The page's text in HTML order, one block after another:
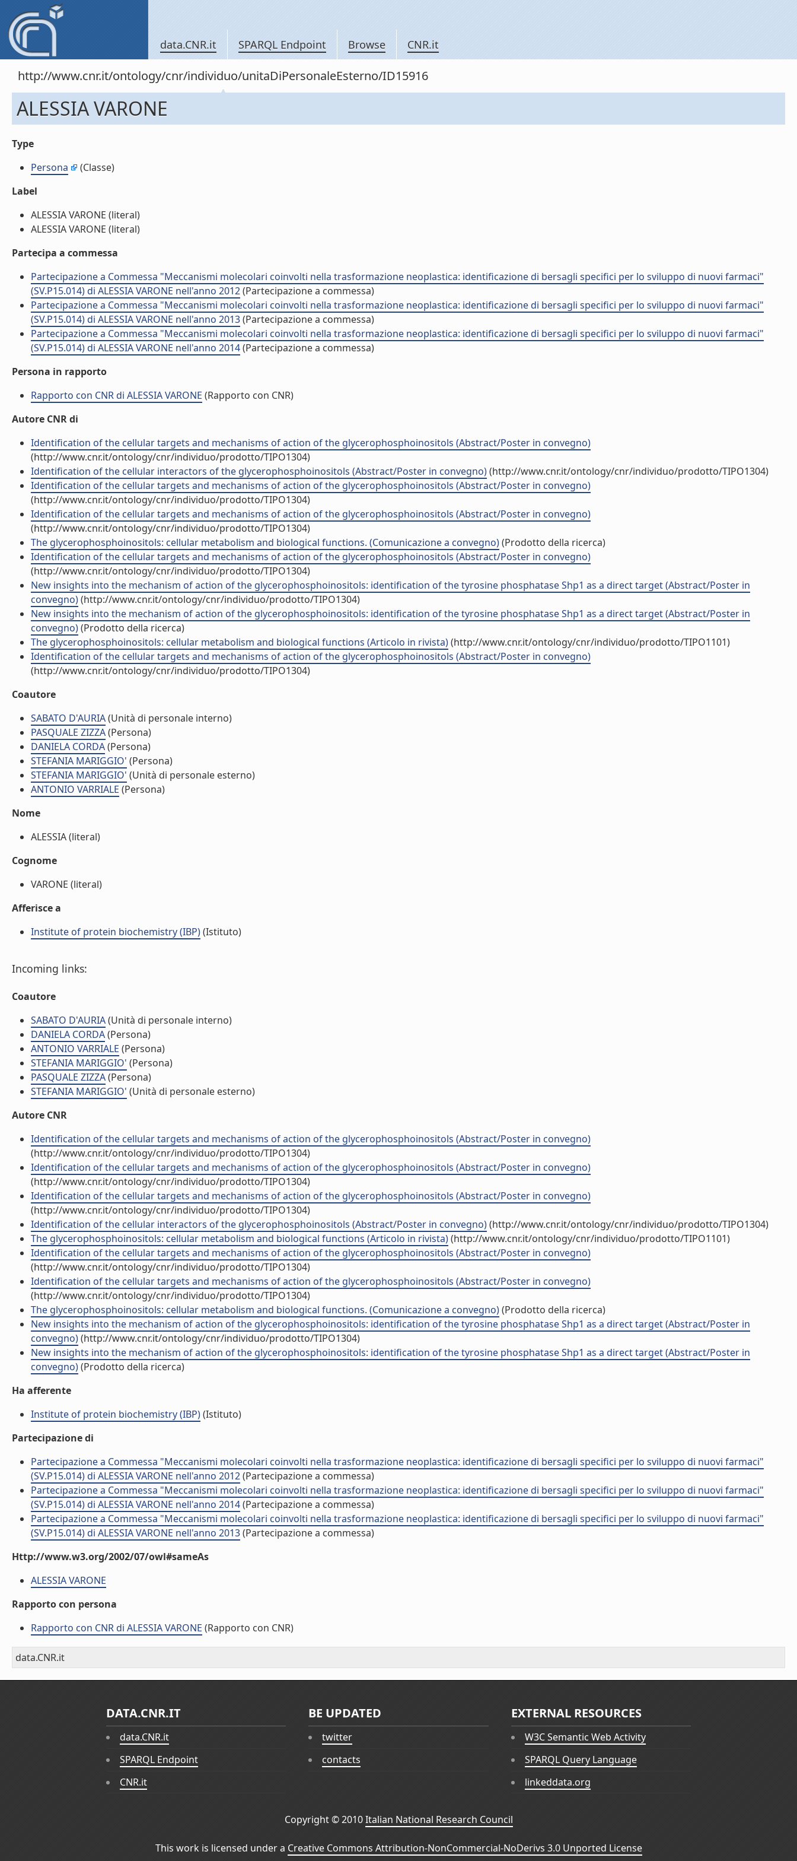
data.CNR.it SPARQL Endpoint Browse CNR.it
http://www.cnr.it/ontology/cnr/individuo/unitaDiPersonaleEsterno/ID15916
ALESSIA VARONE
Type
Persona
(Classe)
Label
ALESSIA VARONE (literal)
ALESSIA VARONE (literal)
Partecipa a commessa
Partecipazione a Commessa "Meccanismi molecolari coinvolti nella trasformazione neoplastica: identificazione di bersagli specifici per lo sviluppo di nuovi farmaci"
(SV.P15.014) di ALESSIA VARONE nell'anno 2012(Partecipazione a commessa)
Partecipazione a Commessa "Meccanismi molecolari coinvolti nella trasformazione neoplastica: identificazione di bersagli specifici per lo sviluppo di nuovi farmaci"
(SV.P15.014) di ALESSIA VARONE nell'anno 2013(Partecipazione a commessa)
Partecipazione a Commessa "Meccanismi molecolari coinvolti nella trasformazione neoplastica: identificazione di bersagli specifici per lo sviluppo di nuovi farmaci"
(SV.P15.014) di ALESSIA VARONE nell'anno 2014(Partecipazione a commessa)
Persona in rapporto
Rapporto con CNR di ALESSIA VARONE (Rapporto con CNR)
Autore CNR di
Identification of the cellular targets and mechanisms of action of the glycerophosphoinositols (Abstract/Poster in convegno)
(http://www.cnr.it/ontology/cnr/individuo/prodotto/TIPO1304)
Identification of the cellular interactors of the glycerophosphoinositols (Abstract/Poster in convegno)(http://www.cnr.it/ontology/cnr/individuo/prodotto/TIPO1304)
Identification of the cellular targets and mechanisms of action of the glycerophosphoinositols (Abstract/Poster in convegno)
(http://www.cnr.it/ontology/cnr/individuo/prodotto/TIPO1304)
Identification of the cellular targets and mechanisms of action of the glycerophosphoinositols (Abstract/Poster in convegno)
(http://www.cnr.it/ontology/cnr/individuo/prodotto/TIPO1304)
The glycerophosphoinositols: cellular metabolism and biological functions. (Comunicazione a convegno)(Prodotto della ricerca)
Identification of the cellular targets and mechanisms of action of the glycerophosphoinositols (Abstract/Poster in convegno)
(http://www.cnr.it/ontology/cnr/individuo/prodotto/TIPO1304)
New insights into the mechanism of action of the glycerophosphoinositols: identification of the tyrosine phosphatase Shp1 as a direct target (Abstract/Poster in
convegno)(http://www.cnr.it/ontology/cnr/individuo/prodotto/TIPO1304)
New insights into the mechanism of action of the glycerophosphoinositols: identification of the tyrosine phosphatase Shp1 as a direct target (Abstract/Poster in
convegno)(Prodotto della ricerca)
The glycerophosphoinositols: cellular metabolism and biological functions (Articolo in rivista)(http://www.cnr.it/ontology/cnr/individuo/prodotto/TIPO1101)
Identification of the cellular targets and mechanisms of action of the glycerophosphoinositols (Abstract/Poster in convegno)
(http://www.cnr.it/ontology/cnr/individuo/prodotto/TIPO1304)
Coautore
SABATO D'AURIA(Unità di personale interno)
PASQUALE ZIZZA(Persona)
DANIELA CORDA(Persona)
STEFANIA MARIGGIO' (Persona)
STEFANIA MARIGGIO' (Unità di personale esterno)
ANTONIO VARRIALE (Persona)
Nome
ALESSIA (literal)
Cognome
VARONE (literal)
Afferisce a
Institute of protein biochemistry (IBP)(Istituto)
Incoming links:
Coautore
SABATO D'AURIA(Unità di personale interno)
DANIELA CORDA(Persona)
ANTONIO VARRIALE (Persona)
STEFANIA MARIGGIO' (Persona)
PASQUALE ZIZZA(Persona)
STEFANIA MARIGGIO' (Unità di personale esterno)
Autore CNR
Identification of the cellular targets and mechanisms of action of the glycerophosphoinositols (Abstract/Poster in convegno)
(http://www.cnr.it/ontology/cnr/individuo/prodotto/TIPO1304)
Identification of the cellular targets and mechanisms of action of the glycerophosphoinositols (Abstract/Poster in convegno)
(http://www.cnr.it/ontology/cnr/individuo/prodotto/TIPO1304)
Identification of the cellular targets and mechanisms of action of the glycerophosphoinositols (Abstract/Poster in convegno)
(http://www.cnr.it/ontology/cnr/individuo/prodotto/TIPO1304)
Identification of the cellular interactors of the glycerophosphoinositols (Abstract/Poster in convegno)(http://www.cnr.it/ontology/cnr/individuo/prodotto/TIPO1304)
The glycerophosphoinositols: cellular metabolism and biological functions (Articolo in rivista)(http://www.cnr.it/ontology/cnr/individuo/prodotto/TIPO1101)
Identification of the cellular targets and mechanisms of action of the glycerophosphoinositols (Abstract/Poster in convegno)
(http://www.cnr.it/ontology/cnr/individuo/prodotto/TIPO1304)
Identification of the cellular targets and mechanisms of action of the glycerophosphoinositols (Abstract/Poster in convegno)
(http://www.cnr.it/ontology/cnr/individuo/prodotto/TIPO1304)
The glycerophosphoinositols: cellular metabolism and biological functions. (Comunicazione a convegno)(Prodotto della ricerca)
New insights into the mechanism of action of the glycerophosphoinositols: identification of the tyrosine phosphatase Shp1 as a direct target (Abstract/Poster in
convegno)(http://www.cnr.it/ontology/cnr/individuo/prodotto/TIPO1304)
New insights into the mechanism of action of the glycerophosphoinositols: identification of the tyrosine phosphatase Shp1 as a direct target (Abstract/Poster in
convegno)(Prodotto della ricerca)
Ha afferente
Institute of protein biochemistry (IBP)(Istituto)
Partecipazione di
Partecipazione a Commessa "Meccanismi molecolari coinvolti nella trasformazione neoplastica: identificazione di bersagli specifici per lo sviluppo di nuovi farmaci"
(SV.P15.014) di ALESSIA VARONE nell'anno 2012(Partecipazione a commessa)
Partecipazione a Commessa "Meccanismi molecolari coinvolti nella trasformazione neoplastica: identificazione di bersagli specifici per lo sviluppo di nuovi farmaci"
(SV.P15.014) di ALESSIA VARONE nell'anno 2014(Partecipazione a commessa)
Partecipazione a Commessa "Meccanismi molecolari coinvolti nella trasformazione neoplastica: identificazione di bersagli specifici per lo sviluppo di nuovi farmaci"
(SV.P15.014) di ALESSIA VARONE nell'anno 2013(Partecipazione a commessa)
Http://www.w3.org/2002/07/owl#sameAs
ALESSIA VARONE
Rapporto con persona
Rapporto con CNR di ALESSIA VARONE (Rapporto con CNR)
data.CNR.it
DATA.CNR.IT
data.CNR.it
SPARQL Endpoint
CNR.it
BE UPDATED
twitter
contacts
EXTERNAL RESOURCES
W3C Semantic Web Activity
SPARQL Query Language
linkeddata.org
Copyright © 2010Italian National Research Council
This work is licensed under a Creative Commons Attribution-NonCommercial-NoDerivs 3.0 Unported License